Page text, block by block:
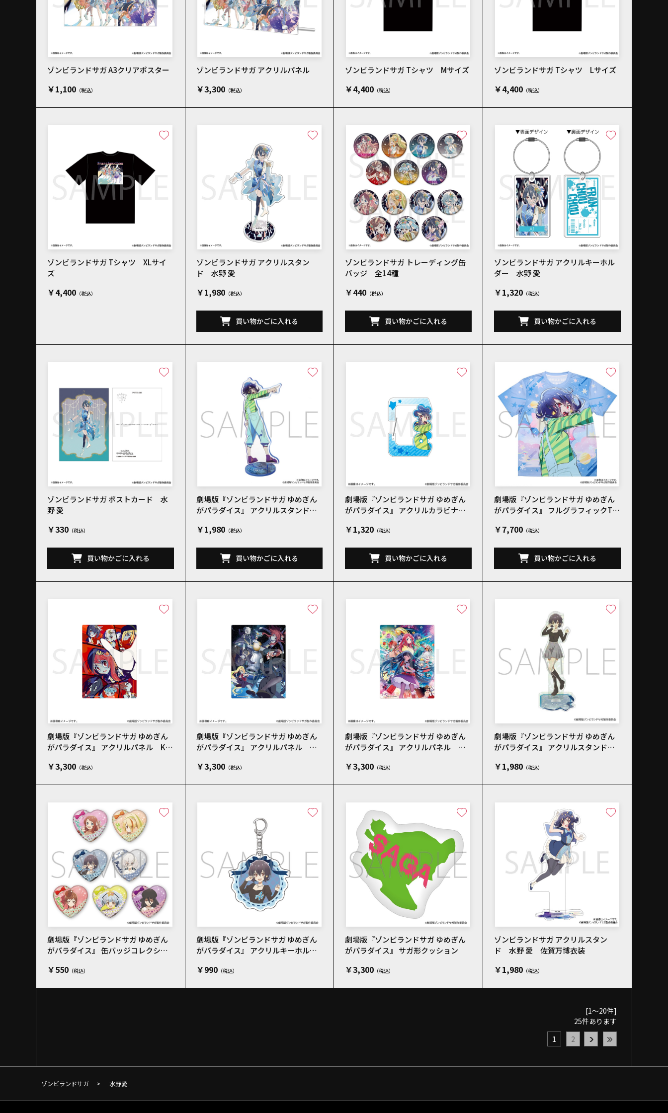
ゾンビランドサガ A3クリアポスター
￥1,100
ゾンビランドサガ アクリルパネル
￥3,300
ゾンビランドサガ Tシャツ Mサイズ
￥4,400
ゾンビランドサガ Tシャツ Lサイズ
￥4,400
ゾンビランドサガ Tシャツ XLサイ
ズ
￥4,400
ゾンビランドサガ アクリルスタン
ド 水野 愛
￥1,980
買い物かごに入れる
ゾンビランドサガ トレーディング缶
バッジ 全14種
￥440
買い物かごに入れる
ゾンビランドサガ アクリルキーホル
ダー 水野 愛
￥1,320
買い物かごに入れる
ゾンビランドサガ ポストカード 水
野 愛
￥330
買い物かごに入れる
劇場版『ゾンビランドサガ ゆめぎん
がパラダイス』 アクリルスタンド
￥1,980
買い物かごに入れる
劇場版『ゾンビランドサガ ゆめぎん
がパラダイス』 アクリルカラビナ
￥1,320
買い物かごに入れる
劇場版『ゾンビランドサガ ゆめぎん
がパラダイス』 フルグラフィックTシ
￥7,700
買い物かごに入れる
劇場版『ゾンビランドサガ ゆめぎん
がパラダイス』 アクリルパネル KIC
￥3,300
劇場版『ゾンビランドサガ ゆめぎん
がパラダイス』 アクリルパネル テ
￥3,300
劇場版『ゾンビランドサガ ゆめぎん
がパラダイス』 アクリルパネル メ
￥3,300
劇場版『ゾンビランドサガ ゆめぎん
がパラダイス』 アクリルスタンド／
￥1,980
劇場版『ゾンビランドサガ ゆめぎん
がパラダイス』 缶バッジコレクショ
￥550
劇場版『ゾンビランドサガ ゆめぎん
がパラダイス』 アクリルキーホルダ
￥990
劇場版『ゾンビランドサガ ゆめぎん
がパラダイス』 サガ形クッション
￥3,300
ゾンビランドサガ アクリルスタン
ド 水野 愛 佐賀万博衣装
￥1,980
[1～20件]
25件あります
1
2
ゾンビランドサガ > 水野愛